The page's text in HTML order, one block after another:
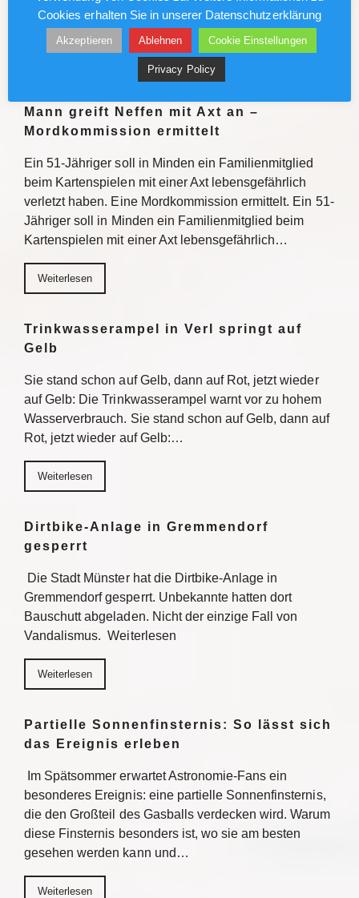
wettet, riskiert eine Anzeige – wegen eines Halbsatzes
im Glücksspielstaatsvertrag. Weiterlesen
Mann greift Neffen mit Axt an –
Mordkommission ermittelt
Ein 51-Jähriger soll in Minden ein Familienmitglied
beim Kartenspielen mit einer Axt lebensgefährlich
verletzt haben. Eine Mordkommission ermittelt. Ein 51-
Jähriger soll in Minden ein Familienmitglied beim
Kartenspielen mit einer Axt lebensgefährlich…
Weiterlesen
Trinkwasserampel in Verl springt auf
Gelb
Sie stand schon auf Gelb, dann auf Rot, jetzt wieder
auf Gelb: Die Trinkwasserampel warnt vor zu hohem
Wasserverbrauch. Sie stand schon auf Gelb, dann auf
Rot, jetzt wieder auf Gelb:…
Weiterlesen
Dirtbike-Anlage in Gremmendorf
gesperrt
Die Stadt Münster hat die Dirtbike-Anlage in
Gremmendorf gesperrt. Unbekannte hatten dort
Bauschutt abgeladen. Nicht der einzige Fall von
Vandalismus. Weiterlesen
Weiterlesen
Partielle Sonnenfinsternis: So lässt sich
das Ereignis erleben
Im Spätsommer erwartet Astronomie-Fans ein
besonderes Ereignis: eine partielle Sonnenfinsternis,
die den Großteil des Gasballs verdecken wird. Warum
diese Finsternis besonders ist, wo sie am besten
gesehen werden kann und…
Weiterlesen
Cookies erhalten Sie in unserer Datenschutzerklärung
Akzeptieren Ablehnen Cookie Einstellungen
Privacy Policy